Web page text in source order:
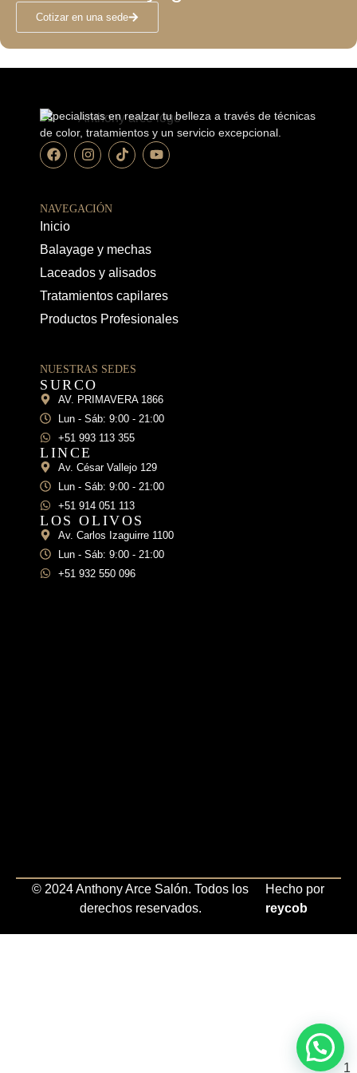
Cotizar en una sede
Especialistas en realzar tu belleza a través de técnicas
de color, tratamientos y un servicio excepcional.
NAVEGACIÓN
Inicio
Balayage y mechas
Laceados y alisados
Tratamientos capilares
Productos Profesionales
NUESTRAS SEDES
SURCO
AV. PRIMAVERA 1866
Lun - Sáb: 9:00 - 21:00
+51 993 113 355
LINCE
Av. César Vallejo 129
Lun - Sáb: 9:00 - 21:00
+51 914 051 113
LOS OLIVOS
Av. Carlos Izaguirre 1100
Lun - Sáb: 9:00 - 21:00
+51 932 550 096
© 2024 Anthony Arce Salón. Todos los
derechos reservados.
Hecho por
reycob
1